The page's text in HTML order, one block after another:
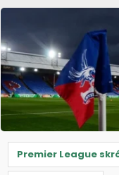
Premier League